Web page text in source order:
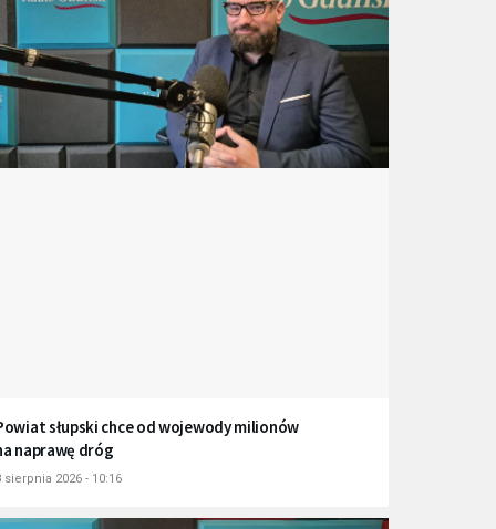
słupski chce od wojewody milionów
naprawę dróg
sierpnia 2026 - 10:16